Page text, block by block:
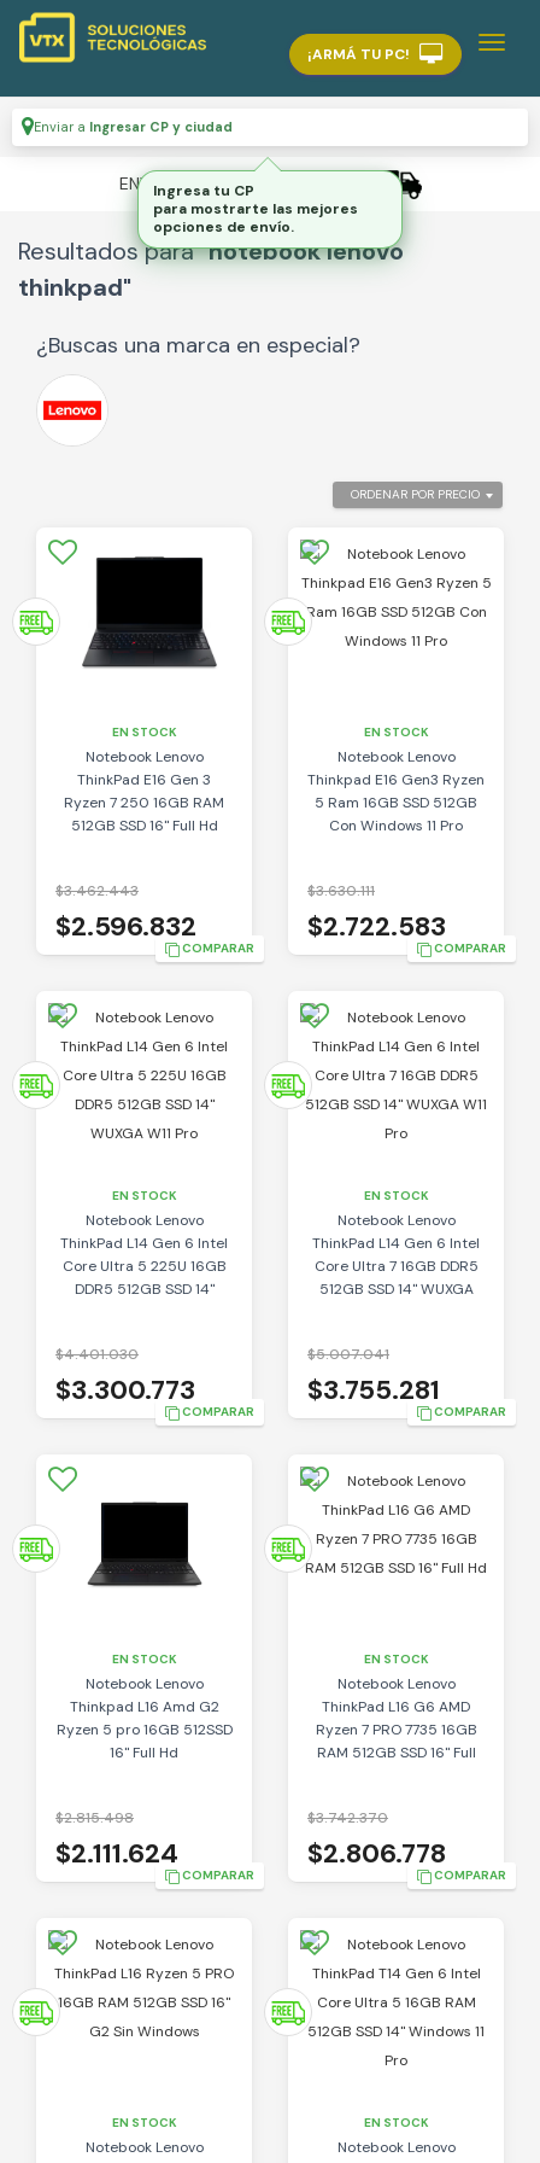
¡ARMÁ TU PC!
Enviar a Ingresar CP y ciudad
ENVÍO GRATIS A TODO EL PAÍS
Resultados para"notebook lenovo
thinkpad"
¿Buscas una marca en especial?
ORDENAR POR PRECIO
EN STOCK
Notebook Lenovo
ThinkPad E16 Gen 3
Ryzen 7 250 16GB RAM
512GB SSD 16" Full Hd
$3.462.443
$2.596.832
COMPARAR
EN STOCK
Notebook Lenovo
Thinkpad E16 Gen3 Ryzen
5 Ram 16GB SSD 512GB
Con Windows 11 Pro
$3.630.111
$2.722.583
COMPARAR
EN STOCK
Notebook Lenovo
ThinkPad L14 Gen 6 Intel
Core Ultra 5 225U 16GB
DDR5 512GB SSD 14"
$4.401.030
$3.300.773
COMPARAR
EN STOCK
Notebook Lenovo
ThinkPad L14 Gen 6 Intel
Core Ultra 7 16GB DDR5
512GB SSD 14" WUXGA
$5.007.041
$3.755.281
COMPARAR
EN STOCK
Notebook Lenovo
Thinkpad L16 Amd G2
Ryzen 5 pro 16GB 512SSD
16" Full Hd
$2.815.498
$2.111.624
COMPARAR
EN STOCK
Notebook Lenovo
ThinkPad L16 G6 AMD
Ryzen 7 PRO 7735 16GB
RAM 512GB SSD 16" Full
$3.742.370
$2.806.778
COMPARAR
EN STOCK
Notebook Lenovo
EN STOCK
Notebook Lenovo
Ingresa tu CP
para mostrarte las mejores
opciones de envío.